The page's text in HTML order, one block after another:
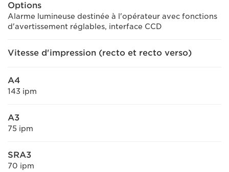
Options
Alarme lumineuse destinée à l'opérateur avec fonctions
d'avertissement réglables, interface CCD
Vitesse d'impression (recto et recto verso)
A4
143 ipm
A3
75 ipm
SRA3
70 ipm